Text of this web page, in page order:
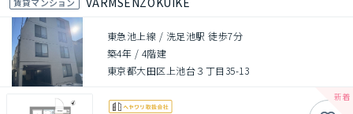
東急池上線 / 洗足池駅 徒歩7分
築4年 / 4階建
東京都大田区上池台３丁目35-13